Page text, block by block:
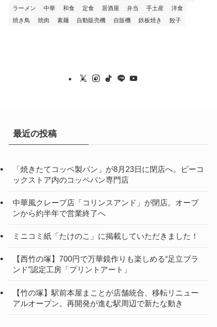
ラーメン
中華 和食 定食 居酒屋 弁当 手土産
洋食
焼き鳥
焼肉 素麺 自動販売機 自販機 鉄板焼き 餃子
最近の投稿
「焼きたてコッペ製パン」が8月23日に閉店へ。ピーコ
ックストア内のコッペパン専門店
中華風クレープ店「コリンスアンド」が閉店。オープ
ンから約半年で営業終了へ
ミニコミ紙「たけのこ」に掲載していただきました！
【西竹の塚】700円で万華鏡作りも楽しめる“足立ブラ
ンド”認定工房「プリントアート」
【竹の塚】駅前本屋まことが店舗統合、移転リニュー
アルオープン。再開発が進む駅周辺で新たな動き